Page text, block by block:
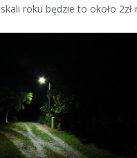
roku będzie to około 2zł